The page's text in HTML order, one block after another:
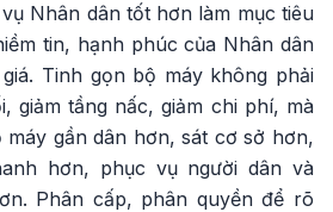
Nhân dân tốt hơn làm mục tiêu
tin, hạnh phúc của Nhân dân
Tinh gọn bộ máy không phải
giảm tầng nấc, giảm chi phí, mà
gần dân hơn, sát cơ sở hơn,
hơn, phục vụ người dân và
Phân cấp, phân quyền để rõ